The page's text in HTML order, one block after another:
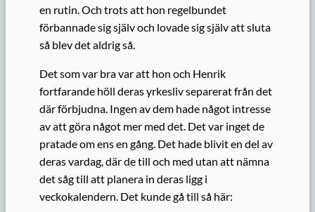
en rutin. Och trots att hon regelbundet
förbannade sig själv och lovade sig själv att sluta
så blev det aldrig så.
Det som var bra var att hon och Henrik
fortfarande höll deras yrkesliv separerat från det
där förbjudna. Ingen av dem hade något intresse
av att göra något mer med det. Det var inget de
pratade om ens en gång. Det hade blivit en del av
deras vardag, där de till och med utan att nämna
det såg till att planera in deras ligg i
veckokalendern. Det kunde gå till så här: